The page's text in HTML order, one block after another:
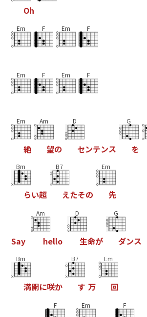
Oh
Em F Em F
Em F Em F
Em
絶
Am
望の
D
センテンス
G
を
Bm
らい超
B7
えたその
Em
先
Say
Am
hello
D
生命が
G
ダンス
Bm
満開に咲か
B7
す 万
Em
回
F Em F